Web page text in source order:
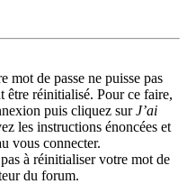
mot de passe ne puisse pas
être réinitialisé. Pour ce faire,
puis cliquez surJ’ai
les instructions énoncées et
vous connecter.
à réinitialiser votre mot de
du forum.